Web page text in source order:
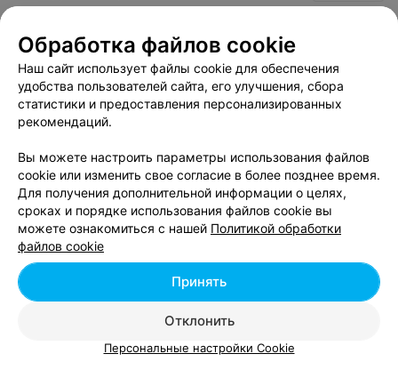
Показать последние 18
1 2
Смотрите также
Сауны и бани у метро Площадь Якуба Коласа
Обработка файлов cookie
Наш сайт использует файлы cookie для обеспечения
удобства пользователей сайта, его улучшения, сбора
статистики и предоставления персонализированных
рекомендаций.
Вы можете настроить параметры использования файлов
cookie или изменить свое согласие в более позднее время.
Для получения дополнительной информации о целях,
сроках и порядке использования файлов cookie вы
можете ознакомиться с нашей Политикой обработки
файлов cookie
Отклонить
Принять
Персональные настройки Cookie